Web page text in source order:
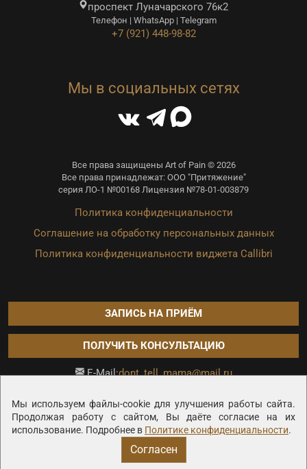
Мы используем файлы-cookie для улучшения работы сайта.
Продолжая работу с сайтом, Вы даёте согласие на их
использование. Подробнее в Политике конфиденциальности.
Согласен
проспект Луначарского 76к2
Телефон | WhatsApp | Telegram
+7 (921) 448-98-82
Мы в социальных сетях
Все права защищены Art of Pain © 2026
Все права принадлежат: ООО "Притяжение"
серия ЛО-1 №00168 Лицензия №78-01-003879
Политика конфиденциальности
Соглашение на обработку персональных данных
Политика конфиденциальности виджета Callibri
ЗАПИСЬ НА ПРИЁМ
ПОЛУЧИТЬ КОНСУЛЬТАЦИЮ
E-Mail:dont_tell_mama@mail.ru